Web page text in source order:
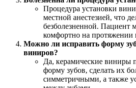
Процедура установки
местной анестезией, что
безболезненной. Пациент
комфортно на протяжении
Можно ли исправить форму
виниров?
Да, керамические виниры
форму зубов, сделать их
симметричными, а также